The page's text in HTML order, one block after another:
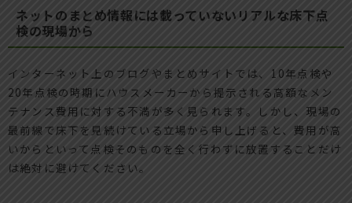
ネットのまとめ情報には載っていないリアルな床下点
検の現場から
インターネット上のブログやまとめサイトでは、10年点検や
20年点検の時期にハウスメーカーから提示される高額なメン
テナンス費用に対する不満が多く見られます。しかし、現場の
最前線で床下を見続けている立場から申し上げると、費用が高
いからといって点検そのものを全く行わずに放置することだけ
は絶対に避けてください。